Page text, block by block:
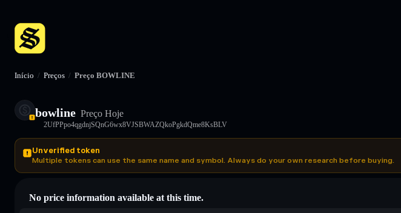
Início / Preços / Preço BOWLINE
bowline Preço Hoje
2UfPPpo4qgdnjSQnG6wx8VJSBWAZQkoPgkdQme8KsBLV
Unverified token
Multiple tokens can use the same name and symbol. Always do your own research before buying.
No price information available at this time.